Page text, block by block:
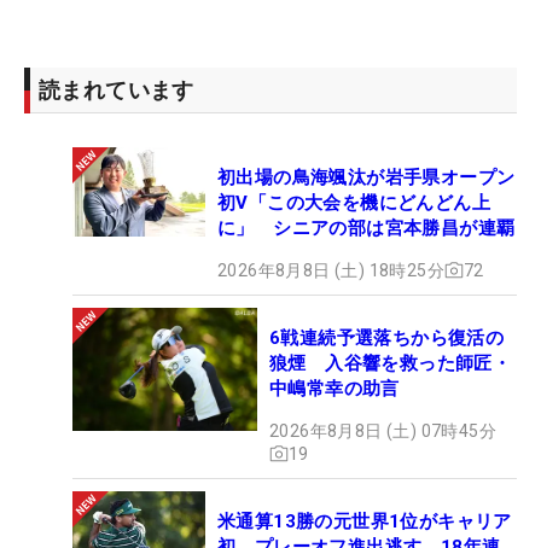
読まれています
初出場の鳥海颯汰が岩手県オープン
初V「この大会を機にどんどん上
に」 シニアの部は宮本勝昌が連覇
2026年8月8日 (土) 18時25分 72
6戦連続予選落ちから復活の
狼煙 入谷響を救った師匠・
中嶋常幸の助言
2026年8月8日 (土) 07時45分
19
米通算13勝の元世界1位がキャリア